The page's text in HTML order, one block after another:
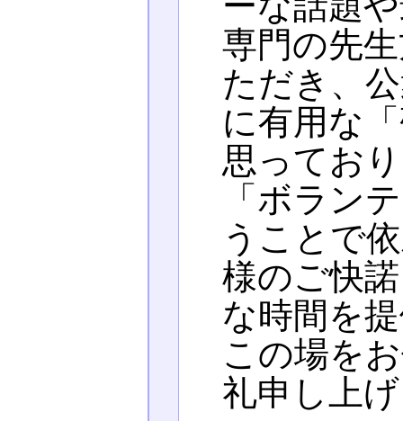
専門の先
ただき、
に有用な
思ってお
「ボラン
うことで
様のご快
な時間を
この場を
礼申し上